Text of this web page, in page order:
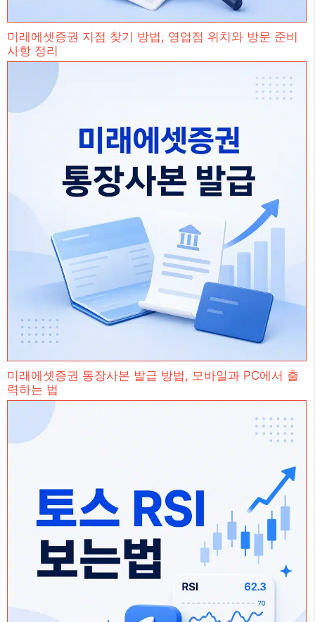
미래에셋증권 지점 찾기 방법, 영업점 위치와 방문 준비
사항 정리
미래에셋증권 통장사본 발급 방법, 모바일과 PC에서 출
력하는 법